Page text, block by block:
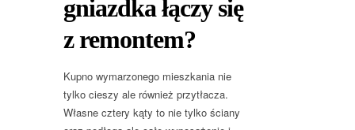
gniazdka łączy się
z remontem?
Kupno wymarzonego mieszkania nie
tylko cieszy ale również przytłacza.
Własne cztery kąty to nie tylko ściany